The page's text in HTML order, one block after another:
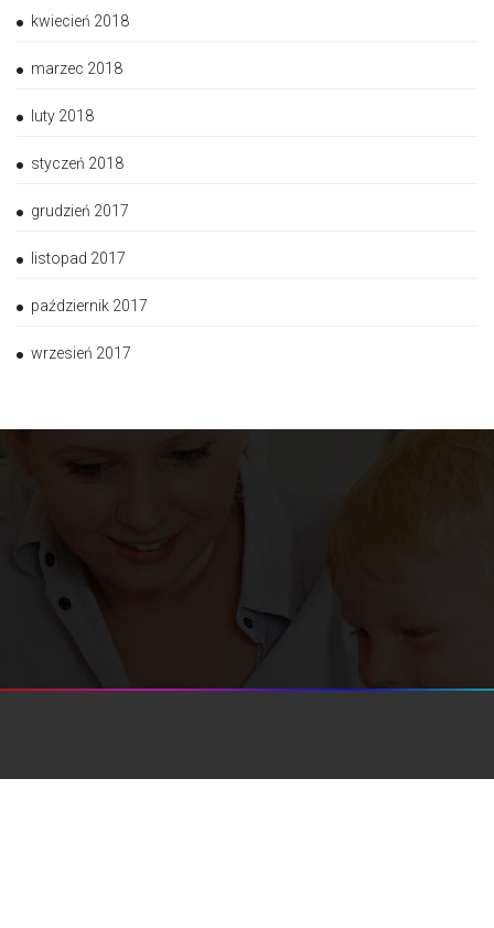
kwiecień 2018
marzec 2018
luty 2018
styczeń 2018
grudzień 2017
listopad 2017
październik 2017
wrzesień 2017